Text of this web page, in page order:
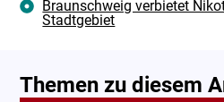
Braunschweig verbietet
Stadtgebiet
Themen zu diesem